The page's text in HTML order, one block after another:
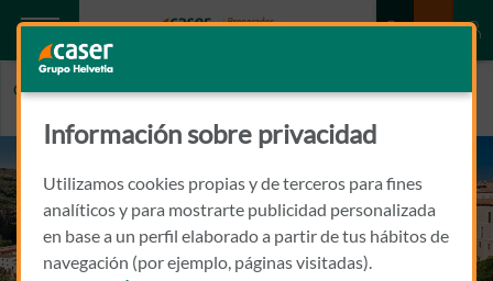
Caser.es CUENCA
Información sobre privacidad
Utilizamos cookies propias y de terceros para fines
analíticos y para mostrarte publicidad personalizada
en base a un perfil elaborado a partir de tus hábitos de
navegación (por ejemplo, páginas visitadas).